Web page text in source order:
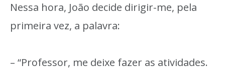
Nessa hora, João decide dirigir-me, pela
primeira vez, a palavra:
– “Professor, me deixe fazer as atividades.